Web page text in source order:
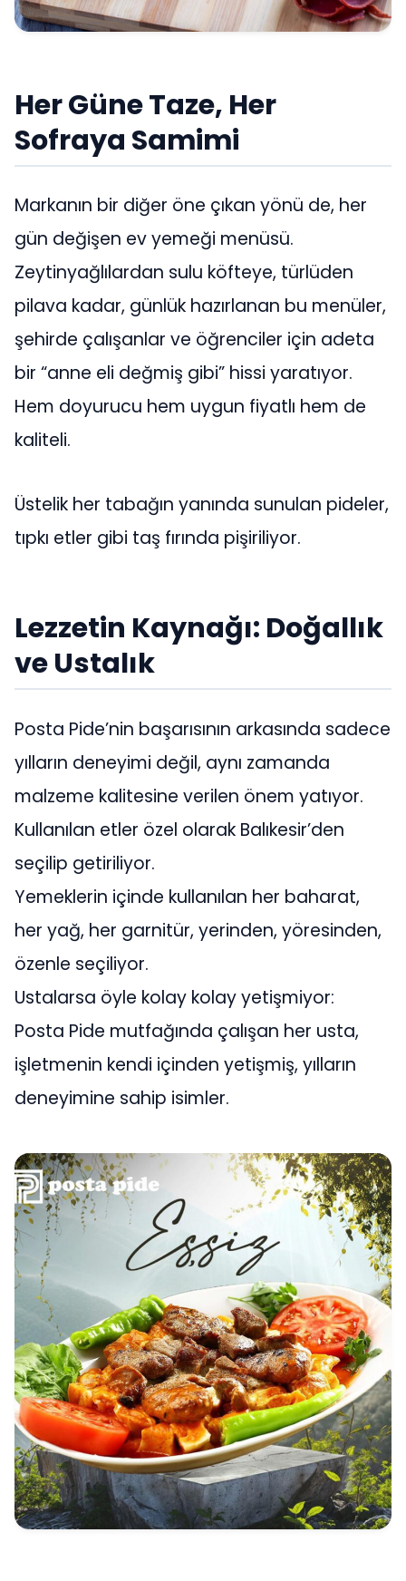
Her Güne Taze, Her
Sofraya Samimi
Markanın bir diğer öne çıkan yönü de, her
gün değişen ev yemeği menüsü.
Zeytinyağlılardan sulu köfteye, türlüden
pilava kadar, günlük hazırlanan bu menüler,
şehirde çalışanlar ve öğrenciler için adeta
bir “anne eli değmiş gibi” hissi yaratıyor.
Hem doyurucu hem uygun fiyatlı hem de
kaliteli.
Üstelik her tabağın yanında sunulan pideler,
tıpkı etler gibi taş fırında pişiriliyor.
Lezzetin Kaynağı: Doğallık
ve Ustalık
Posta Pide’nin başarısının arkasında sadece
yılların deneyimi değil, aynı zamanda
malzeme kalitesine verilen önem yatıyor.
Kullanılan etler özel olarak Balıkesir’den
seçilip getiriliyor.
Yemeklerin içinde kullanılan her baharat,
her yağ, her garnitür, yerinden, yöresinden,
özenle seçiliyor.
Ustalarsa öyle kolay kolay yetişmiyor:
Posta Pide mutfağında çalışan her usta,
işletmenin kendi içinden yetişmiş, yılların
deneyimine sahip isimler.